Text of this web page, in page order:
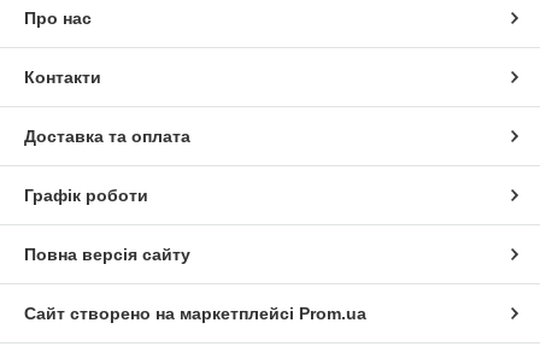
Про нас
Контакти
Доставка та оплата
Графік роботи
Повна версія сайту
Сайт створено на маркетплейсі Prom.ua